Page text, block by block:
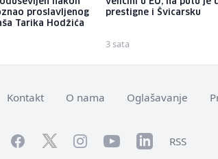
proslavljenog
Tarika Hodžića
prestigne i Švicarsku
3 sata
Kontakt O nama Oglašavanje
FacebookTwitterInstagramYouTubeLinkedInRSS